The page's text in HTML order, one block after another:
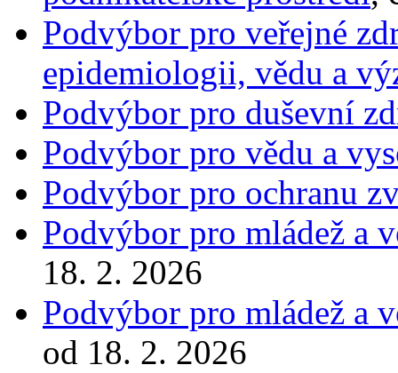
Podvýbor pro veřejné
epidemiologii, vědu a
Podvýbor pro duševní
Podvýbor pro vědu a
Podvýbor pro ochranu
Podvýbor pro mládež a
18. 2. 2026
Podvýbor pro mládež a
od 18. 2. 2026